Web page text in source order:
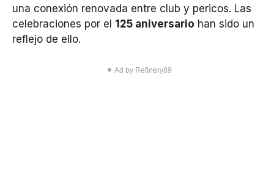
una conexión renovada entre club y pericos. Las
celebraciones por el 125 aniversario han sido un
reflejo de ello.
▼ Ad by Refinery89